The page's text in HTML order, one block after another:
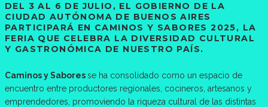
DEL 3 AL 6 DE JULIO, EL GOBIERNO DE LA
CIUDAD AUTÓNOMA DE BUENOS AIRES
PARTICIPARÁ EN CAMINOS Y SABORES 2025, LA
FERIA QUE CELEBRA LA DIVERSIDAD CULTURAL
Y GASTRONÓMICA DE NUESTRO PAÍS.
Caminos y Saboresse ha consolidado como un espacio de
encuentro entre productores regionales, cocineros, artesanos y
emprendedores, promoviendo la riqueza cultural de las distintas